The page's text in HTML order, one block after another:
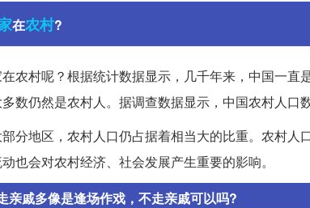
在农村?
农村呢？根据统计数据显示，几千年来，中国一
数仍然是农村人。据调查数据显示，中国农村人口
分地区，农村人口仍占据着相当大的比重。农村人
也会对农村经济、社会发展产生重要的影响。
亲戚多像是逢场作戏，不走亲戚可以吗?